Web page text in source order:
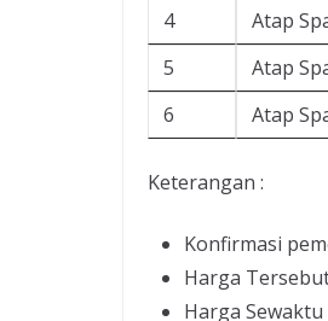
4
Atap
5
Atap
6
Atap
Keterangan :
Konfirmasi
Harga
Harga